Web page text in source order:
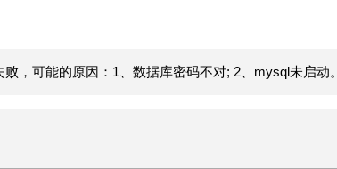
，可能的原因：1、数据库密码不对; 2、mysql未启动。